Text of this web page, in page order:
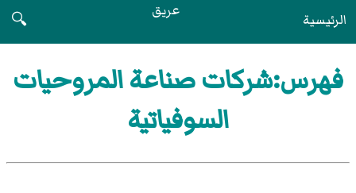
الرئيسية عريق
🔍
فهرس:شركات صناعة المروحيات
السوفياتية